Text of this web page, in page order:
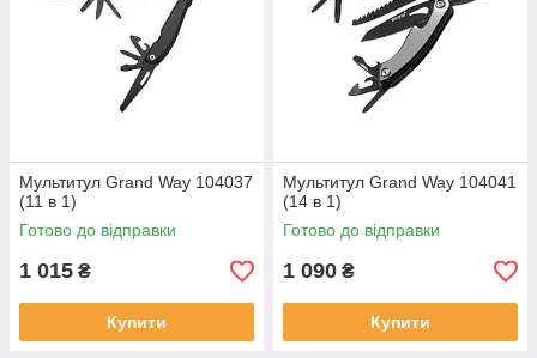
Мультитул Grand Way 104037
(11 в 1)
Готово до відправки
1 015 ₴
Купити
Мультитул Grand Way 104041
(14 в 1)
Готово до відправки
1 090 ₴
Купити